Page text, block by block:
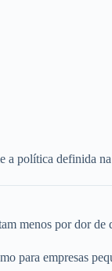
a política definida na
menos por dor de
para empresas